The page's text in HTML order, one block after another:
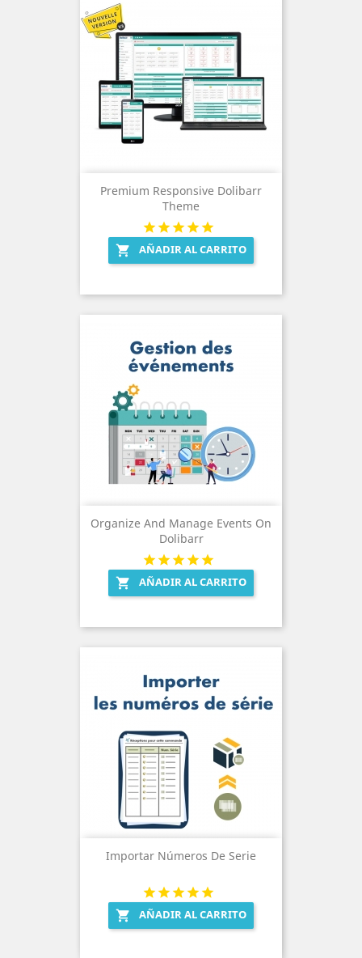
Premium Responsive Dolibarr
Theme
 AÑADIR AL CARRITO
Organize And Manage Events On
Dolibarr
 AÑADIR AL CARRITO
Importar Números De Serie
 AÑADIR AL CARRITO